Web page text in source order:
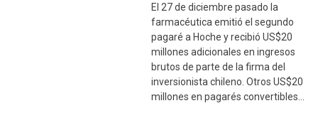
El 27 de diciembre pasado la
farmacéutica emitió el segundo
pagaré a Hoche y recibió US$20
millones adicionales en ingresos
brutos de parte de la firma del
inversionista chileno. Otros US$20
millones en pagarés convertibles…